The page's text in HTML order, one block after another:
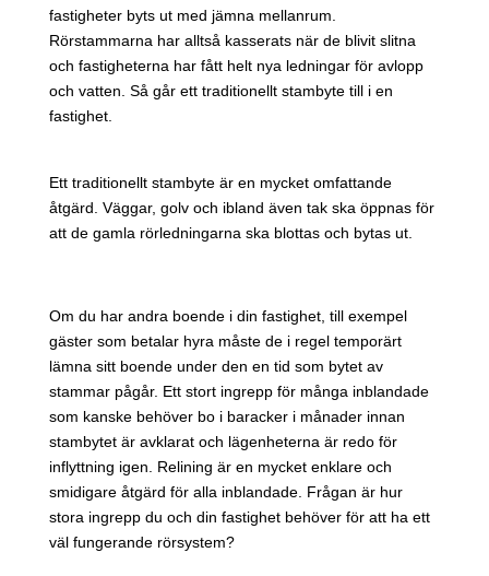
fastigheter byts ut med jämna mellanrum.
Rörstammarna har alltså kasserats när de blivit slitna
och fastigheterna har fått helt nya ledningar för avlopp
och vatten. Så går ett traditionellt stambyte till i en
fastighet.
Ett traditionellt stambyte är en mycket omfattande
åtgärd. Väggar, golv och ibland även tak ska öppnas för
att de gamla rörledningarna ska blottas och bytas ut.
Om du har andra boende i din fastighet, till exempel
gäster som betalar hyra måste de i regel temporärt
lämna sitt boende under den en tid som bytet av
stammar pågår. Ett stort ingrepp för många inblandade
som kanske behöver bo i baracker i månader innan
stambytet är avklarat och lägenheterna är redo för
inflyttning igen. Relining är en mycket enklare och
smidigare åtgärd för alla inblandade. Frågan är hur
stora ingrepp du och din fastighet behöver för att ha ett
väl fungerande rörsystem?